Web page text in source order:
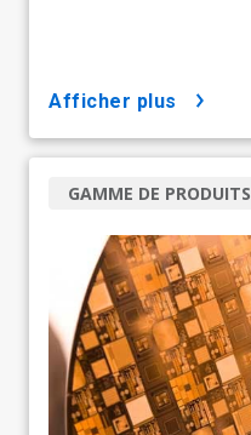
afficher plus
GAMME DE PRODUITS